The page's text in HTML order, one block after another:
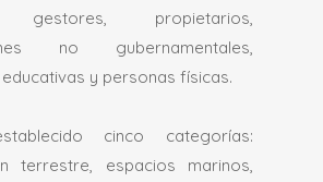
gestores, propietarios,
no gubernamentales,
y personas físicas.
cinco categorías:
terrestre, espacios marinos,